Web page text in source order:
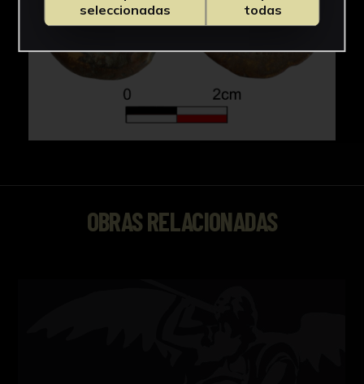
OBRAS RELACIONADAS
seleccionadas
todas